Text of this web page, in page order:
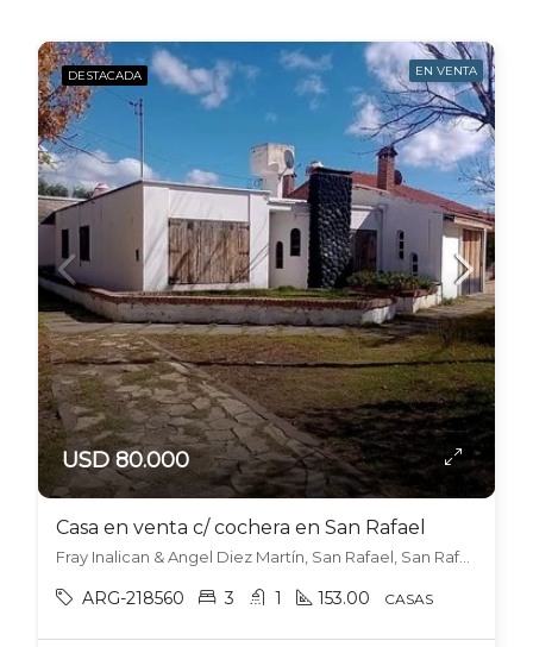
DESTACADA EN VENTA
USD 80.000
Casa en venta c/ cochera en San Rafael
Fray Inalican & Angel Diez Martín, San Rafael, San Rafael
ARG-218560 3 1 153.00 CASAS